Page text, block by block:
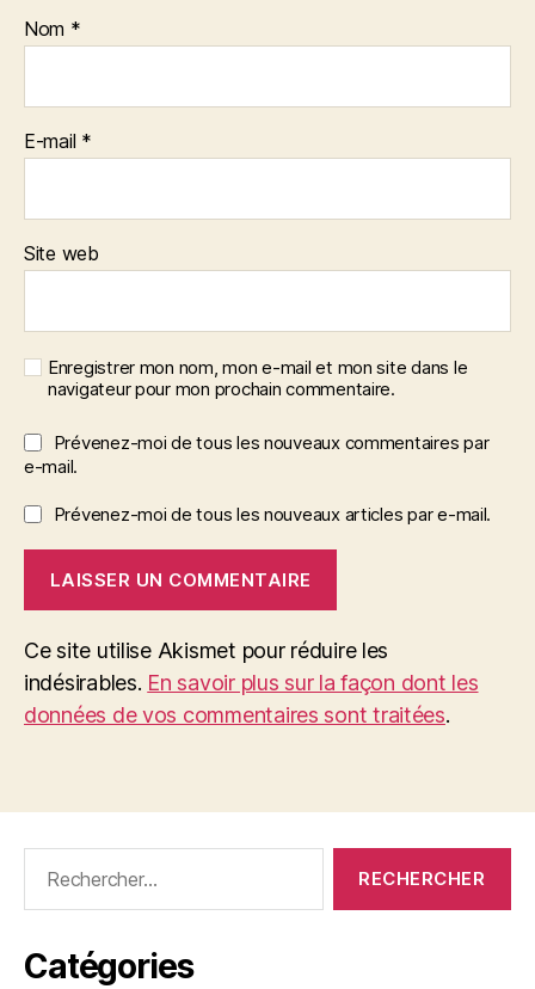
Nom *
E-mail *
Site web
Enregistrer mon nom, mon e-mail et mon site dans le
navigateur pour mon prochain commentaire.
Prévenez-moi de tous les nouveaux commentaires par
e-mail.
Prévenez-moi de tous les nouveaux articles par e-mail.
Ce site utilise Akismet pour réduire les
indésirables. En savoir plus sur la façon dont les
données de vos commentaires sont traitées.
Catégories